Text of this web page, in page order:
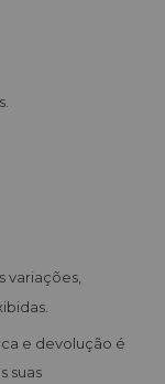
variações,
e devolução é
suas